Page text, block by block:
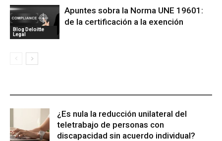
Blog Deloitte
Legal
Apuntes sobra la Norma UNE 19601:
de la certificación a la exención
¿Es nula la reducción unilateral del
teletrabajo de personas con
discapacidad sin acuerdo individual?